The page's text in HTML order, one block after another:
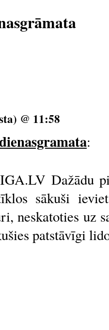
@ 11:58
:
Dažādu
sākuši
neskatoties uz
patstāvīgi